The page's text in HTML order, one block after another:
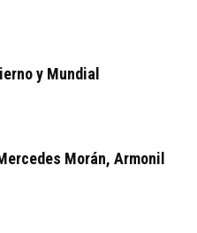
y Mundial
Morán, Armonil